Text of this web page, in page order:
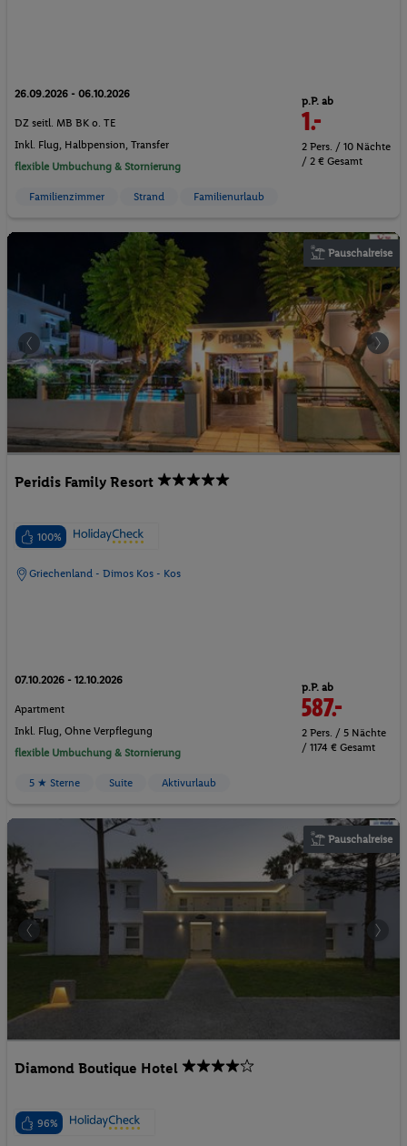
26.09.2026 - 06.10.2026
DZ seitl. MB BK o. TE
Inkl. Flug, Halbpension, Transfer
flexible Umbuchung & Stornierung
p.P. ab
1.-
2 Pers. / 10 Nächte
/ 2 € Gesamt
Familienzimmer Strand Familienurlaub
Pauschalreise
Peridis Family Resort
100%
Griechenland - Dimos Kos - Kos
07.10.2026 - 12.10.2026
Apartment
Inkl. Flug, Ohne Verpflegung
flexible Umbuchung & Stornierung
p.P. ab
587.-
2 Pers. / 5 Nächte
/ 1174 € Gesamt
5 ★ Sterne Suite Aktivurlaub
Pauschalreise
Diamond Boutique Hotel
96%